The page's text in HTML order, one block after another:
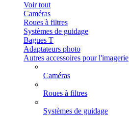
Voir tout
Caméras
Roues à filtres
Systèmes de guidage
Bagues T
Adaptateurs photo
Autres accessoires pour l'imagerie
Caméras
Roues à filtres
Systèmes de guidage